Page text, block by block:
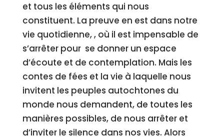
et tous les éléments qui nous
constituent. La preuve en est dans notre
vie quotidienne, , où il est impensable de
s’arrêter pour se donner un espace
d’écoute et de contemplation. Mais les
contes de fées et la vie à laquelle nous
invitent les peuples autochtones du
monde nous demandent, de toutes les
manières possibles, de nous arrêter et
d’inviter le silence dans nos vies. Alors